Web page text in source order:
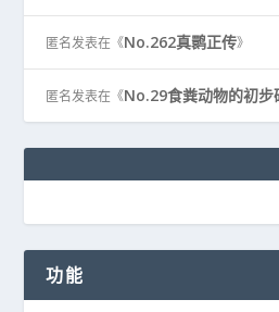
匿名发表在《No.262真鹮正传》
匿名发表在《No.29食粪动物的初步
功能